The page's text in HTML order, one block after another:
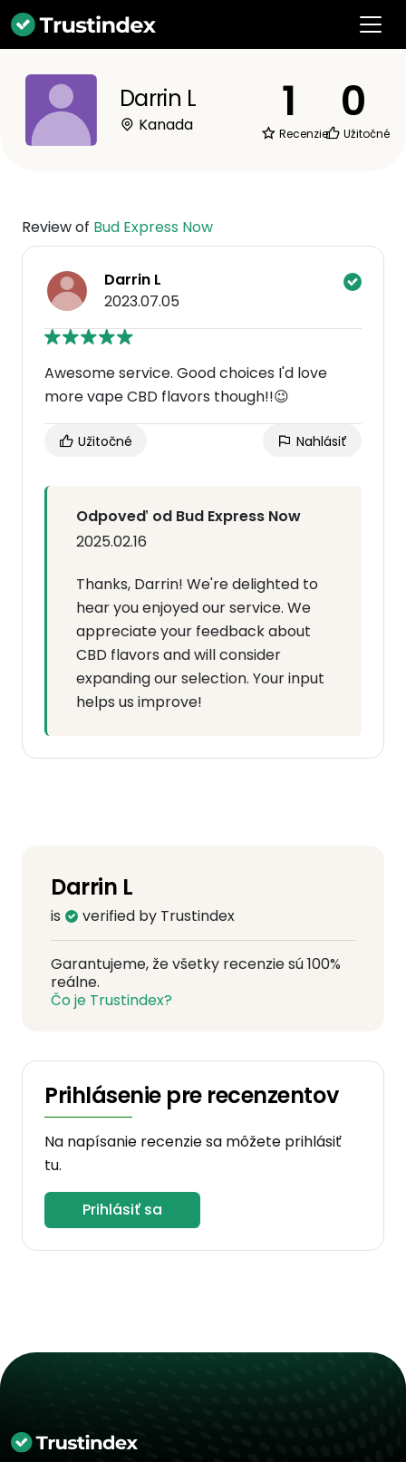
Darrin L
Kanada 1
Recenzie
0
Užitočné
Review of Bud Express Now
Darrin L
2023.07.05
Awesome service. Good choices I'd love
more vape CBD flavors though!!😉
Užitočné Nahlásiť
Odpoveď od Bud Express Now
2025.02.16
Thanks, Darrin! We're delighted to
hear you enjoyed our service. We
appreciate your feedback about
CBD flavors and will consider
expanding our selection. Your input
helps us improve!
Darrin L
is verified by Trustindex
Garantujeme, že všetky recenzie sú 100%
reálne.
Čo je Trustindex?
Prihlásenie pre recenzentov
Na napísanie recenzie sa môžete prihlásiť
tu.
Prihlásiť sa